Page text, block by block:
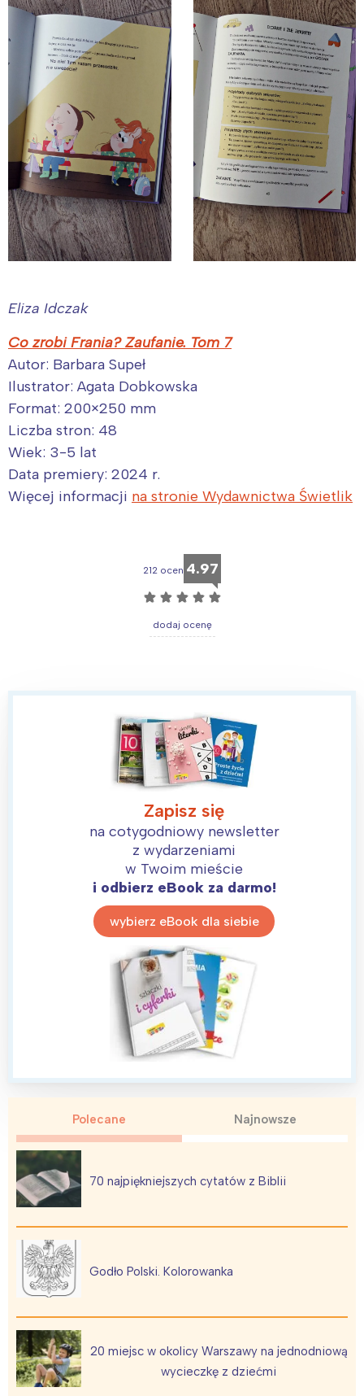
Eliza Idczak
Co zrobi Frania? Zaufanie. Tom 7
Autor: Barbara Supeł
Ilustrator: Agata Dobkowska
Format: 200×250 mm
Liczba stron: 48
Wiek: 3-5 lat
Data premiery: 2024 r.
Więcej informacji na stronie Wydawnictwa Świetlik
212 ocen 4.97
☆ ☆ ☆ ☆ ☆
dodaj ocenę
Zapisz się
na cotygodniowy newsletter
z wydarzeniami
w Twoim mieście
i odbierz eBook za darmo!
wybierz eBook dla siebie
Polecane Najnowsze
70 najpiękniejszych cytatów z Biblii
Godło Polski. Kolorowanka
20 miejsc w okolicy Warszawy na jednodniową
wycieczkę z dziećmi
Śląsk
Kraków
Wybieram